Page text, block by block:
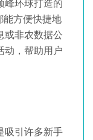
峰环球打造的
能方便快捷地
或非农数据公
动，帮助用户
吸引许多新手